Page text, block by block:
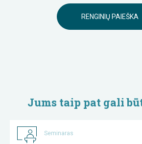
RENGINIŲ PAIEŠKA
Jums taip pat gali
Seminaras